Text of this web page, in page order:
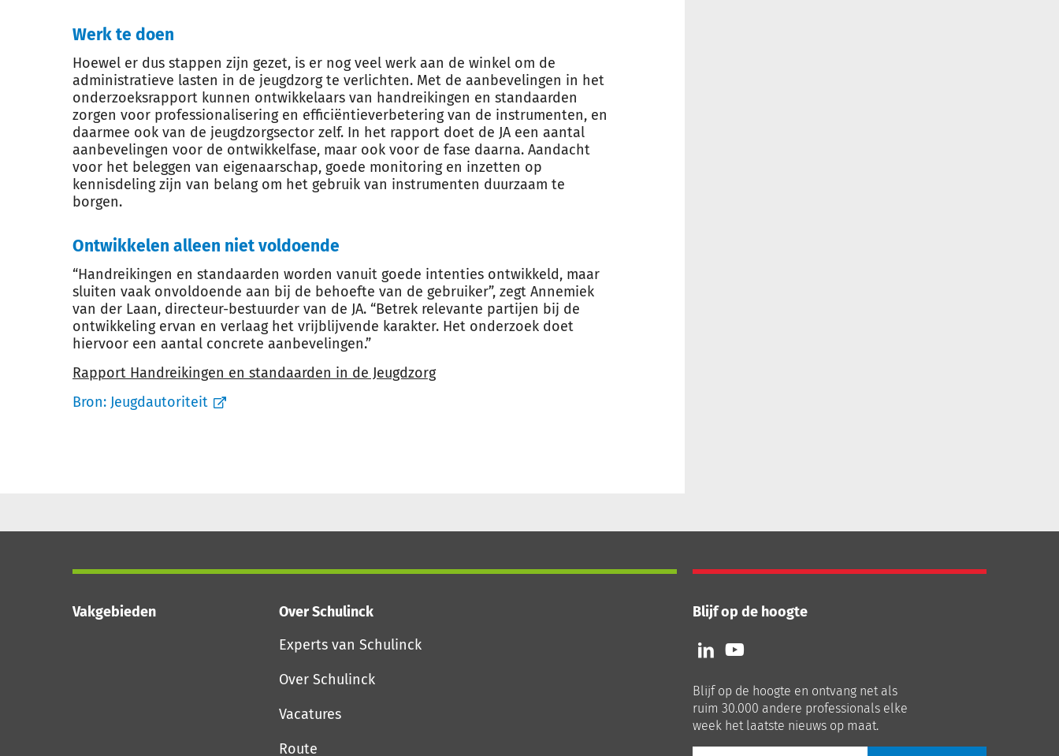
Werk te doen
Hoewel er dus stappen zijn gezet, is er nog veel werk aan de winkel om de
administratieve lasten in de jeugdzorg te verlichten. Met de aanbevelingen in het
onderzoeksrapport kunnen ontwikkelaars van handreikingen en standaarden
zorgen voor professionalisering en efficiëntieverbetering van de instrumenten, en
daarmee ook van de jeugdzorgsector zelf. In het rapport doet de JA een aantal
aanbevelingen voor de ontwikkelfase, maar ook voor de fase daarna. Aandacht
voor het beleggen van eigenaarschap, goede monitoring en inzetten op
kennisdeling zijn van belang om het gebruik van instrumenten duurzaam te
borgen.
Ontwikkelen alleen niet voldoende
“Handreikingen en standaarden worden vanuit goede intenties ontwikkeld, maar
sluiten vaak onvoldoende aan bij de behoefte van de gebruiker”, zegt Annemiek
van der Laan, directeur-bestuurder van de JA. “Betrek relevante partijen bij de
ontwikkeling ervan en verlaag het vrijblijvende karakter. Het onderzoek doet
hiervoor een aantal concrete aanbevelingen.”
Rapport Handreikingen en standaarden in de Jeugdzorg
Bron: Jeugdautoriteit
Vakgebieden
Over Schulinck
Experts van Schulinck
Over Schulinck
Vacatures
Route
Blijf op de hoogte
Volg
ons
LinkedIn
Volg
ons
Youtube
Blijf op de hoogte en ontvang net als
ruim 30.000 andere professionals elke
week het laatste nieuws op maat.